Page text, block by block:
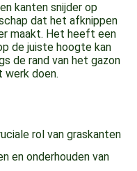
kanten snijder op
dat het afknippen
maakt. Het heeft een
de juiste hoogte kan
de rand van het gazon
werk doen.
rol van graskanten
en onderhouden van